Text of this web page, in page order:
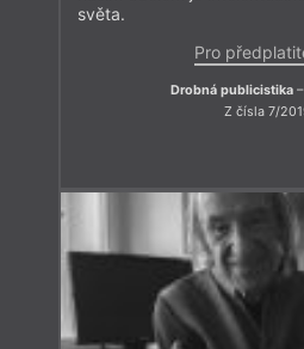
světa.
Pro
Drobná publicistika–
Z čísla 7/